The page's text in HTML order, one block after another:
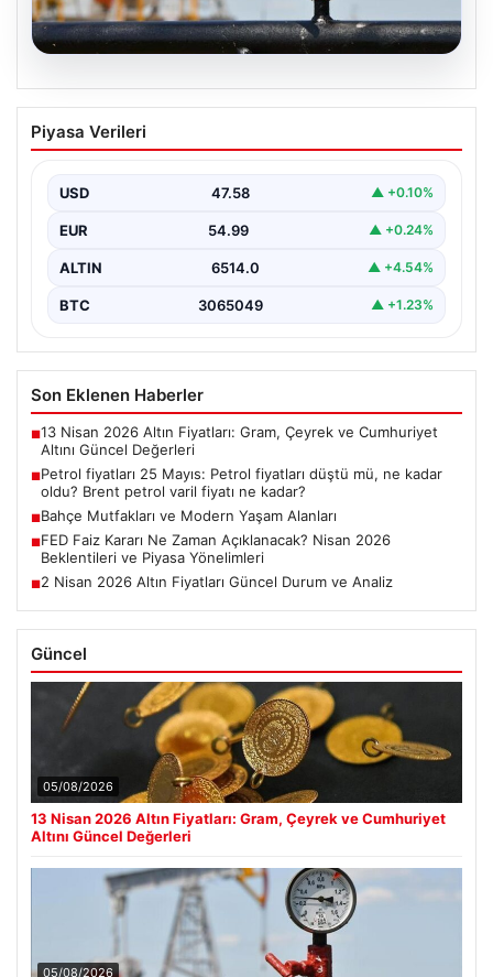
Petrol fiyatları 25 Mayıs: Petrol fiyatları
düştü mü, ne kadar oldu? Brent petrol
Piyasa Verileri
USD 47.58 ▲ +0.10%
EUR 54.99 ▲ +0.24%
ALTIN 6514.0 ▲ +4.54%
BTC 3065049 ▲ +1.23%
Son Eklenen Haberler
■13 Nisan 2026 Altın Fiyatları: Gram, Çeyrek ve Cumhuriyet
Altını Güncel Değerleri
■Petrol fiyatları 25 Mayıs: Petrol fiyatları düştü mü, ne kadar
oldu? Brent petrol varil fiyatı ne kadar?
■Bahçe Mutfakları ve Modern Yaşam Alanları
■FED Faiz Kararı Ne Zaman Açıklanacak? Nisan 2026
Beklentileri ve Piyasa Yönelimleri
■2 Nisan 2026 Altın Fiyatları Güncel Durum ve Analiz
Güncel
05/08/2026
13 Nisan 2026 Altın Fiyatları: Gram, Çeyrek ve Cumhuriyet
Altını Güncel Değerleri
05/08/2026